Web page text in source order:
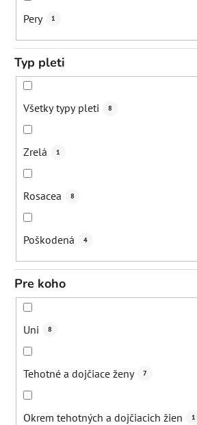
Spevnenie pokožky
Zjemnenie vrások 3
Stimulácia lymfatického systému
Uvoľnenie svalo
Zmiernenie zápal
Podpora rastu vlasov
Posilnenie odolnosti vlasu 1
Zmiernenie vypadávania vlasov
Pery 1
Typ pleti
Všetky typy pleti 8
Zrelá 1
Rosacea 8
Poškodená 4
Pre koho
Uni 8
Tehotné a dojčiace ženy 7
Okrem tehotných a dojčiacich žien 1